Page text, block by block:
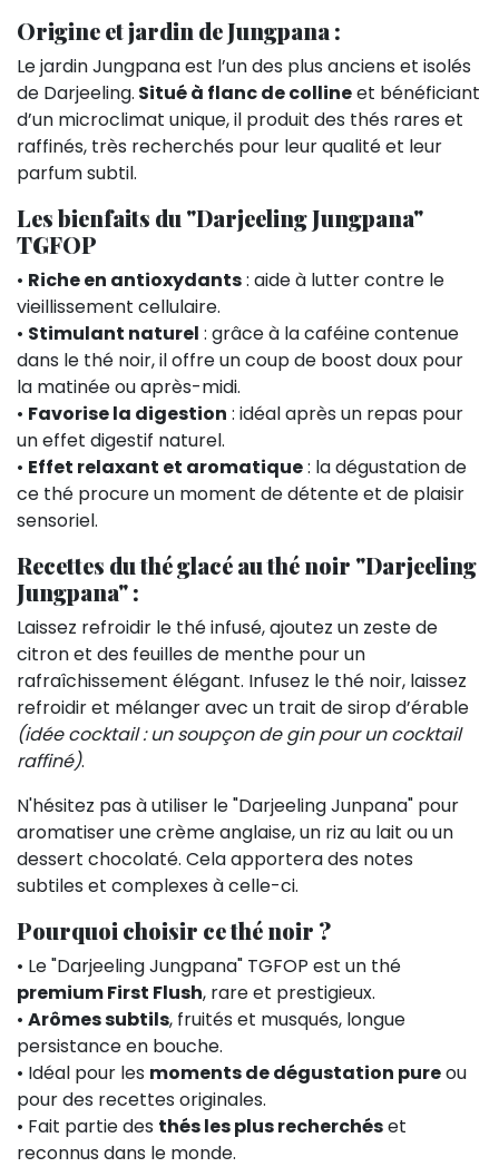
Origine et jardin de Jungpana :
Le jardin Jungpana est l’un des plus anciens et isolés
de Darjeeling. Situé à flanc de collineet bénéficiant
d’un microclimat unique, il produit des thés rares et
raffinés, très recherchés pour leur qualité et leur
parfum subtil.
Les bienfaits du "Darjeeling Jungpana"
TGFOP
• Riche en antioxydants: aide à lutter contre le
vieillissement cellulaire.
• Stimulant naturel : grâce à la caféine contenue
dans le thé noir, il offre un coup de boost doux pour
la matinée ou après-midi.
• Favorise la digestion : idéal après un repas pour
un effet digestif naturel.
• Effet relaxant et aromatique: la dégustation de
ce thé procure un moment de détente et de plaisir
sensoriel.
Recettes du thé glacé au thé noir "Darjeeling
Jungpana" :
Laissez refroidir le thé infusé, ajoutez un zeste de
citron et des feuilles de menthe pour un
rafraîchissement élégant. Infusez le thé noir, laissez
refroidir et mélanger avec un trait de sirop d’érable
(idée cocktail : un soupçon de gin pour un cocktail
raffiné).
N'hésitez pas à utiliser le "Darjeeling Junpana" pour
aromatiser une crème anglaise, un riz au lait ou un
dessert chocolaté. Cela apportera des notes
subtiles et complexes à celle-ci.
Pourquoi choisir ce thé noir ?
• Le "Darjeeling Jungpana" TGFOP est un thé
premium First Flush, rare et prestigieux.
• Arômes subtils, fruités et musqués, longue
persistance en bouche.
• Idéal pour les moments de dégustation pureou
pour des recettes originales.
• Fait partie des thés les plus recherchéset
reconnus dans le monde.